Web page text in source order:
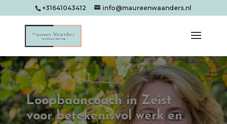
+31641043412 info@maureenwaanders.nl
Loopbaancoach in Zeist
voor betekenisvol werk en